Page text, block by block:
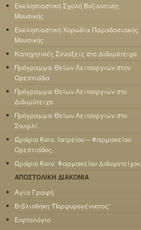
Εκκλησιαστική Σχολή Βυζαντινής
Μουσικής
Εκκλησιαστική Χορωδία Παραδοσιακής
Μουσικής
Κατηχητικές Σύναξεις στο Διδυμότειχο
Πρόγραμμα Θείων Λειτουργιών στην
Ορεστιάδα
Πρόγραμμα Θείων Λειτουργιών στο
Διδυμότειχο
Πρόγραμμα Θείων Λειτουργιών στο
Σουφλί
Ωράριο Κοιν. Ιατρείου – Φαρμακείου
Ορεστιάδος
Ωράριο Κοιν. Φαρμακείου Διδυμοτείχου
ΑΠΟΣΤΟΛΙΚΗ ΔΙΑΚΟΝΙΑ
Αγία Γραφή
Βιβλιοθήκη “Πορφυρογέννητος”
Εορτολόγιο